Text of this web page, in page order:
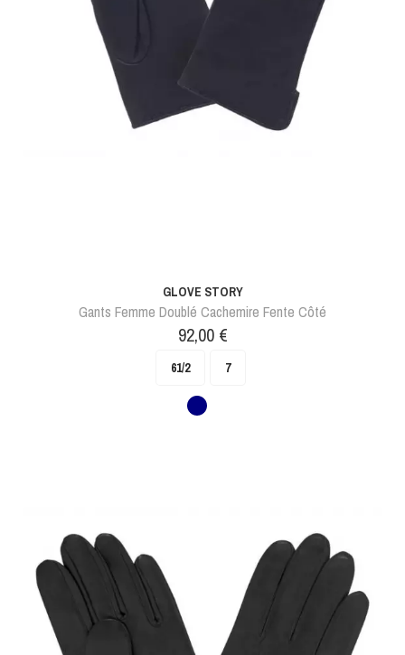
GLOVE STORY
Gants Femme Doublé Cachemire Fente Côté
Prix
92,00 €
61/2 7
Marine